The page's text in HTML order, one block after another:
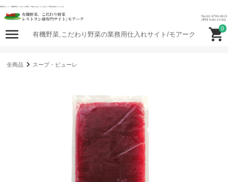
業務用として、有機野菜やこだわりの野菜、市場にはないような珍しい野菜を販売しています。
有機野菜,こだわり野菜の業務用仕入れサイト/モアーク
0
全商品 スープ・ピューレ